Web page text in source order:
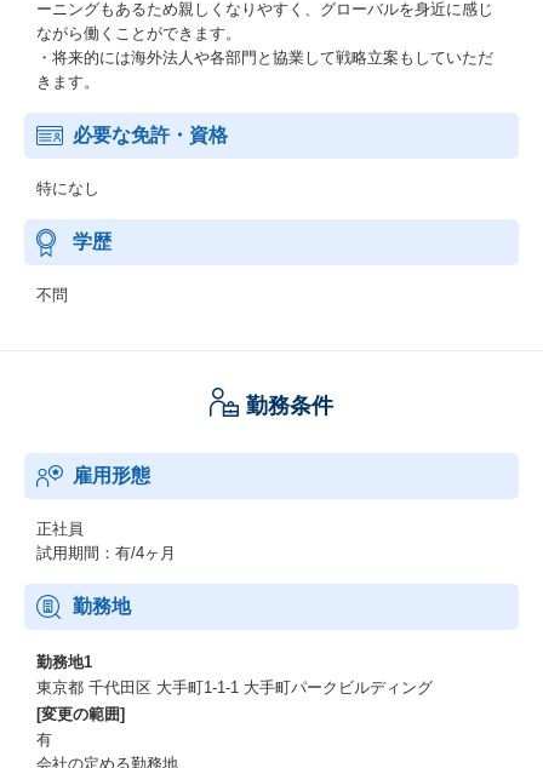
ーニングもあるため親しくなりやすく、グローバルを身近に感じ
ながら働くことができます。
・将来的には海外法人や各部門と協業して戦略立案もしていただ
きます。
必要な免許・資格
特になし
学歴
不問
勤務条件
雇用形態
正社員
試用期間：有/4ヶ月
勤務地
勤務地1
東京都 千代田区 大手町1-1-1 大手町パークビルディング
[変更の範囲]
有
会社の定める勤務地